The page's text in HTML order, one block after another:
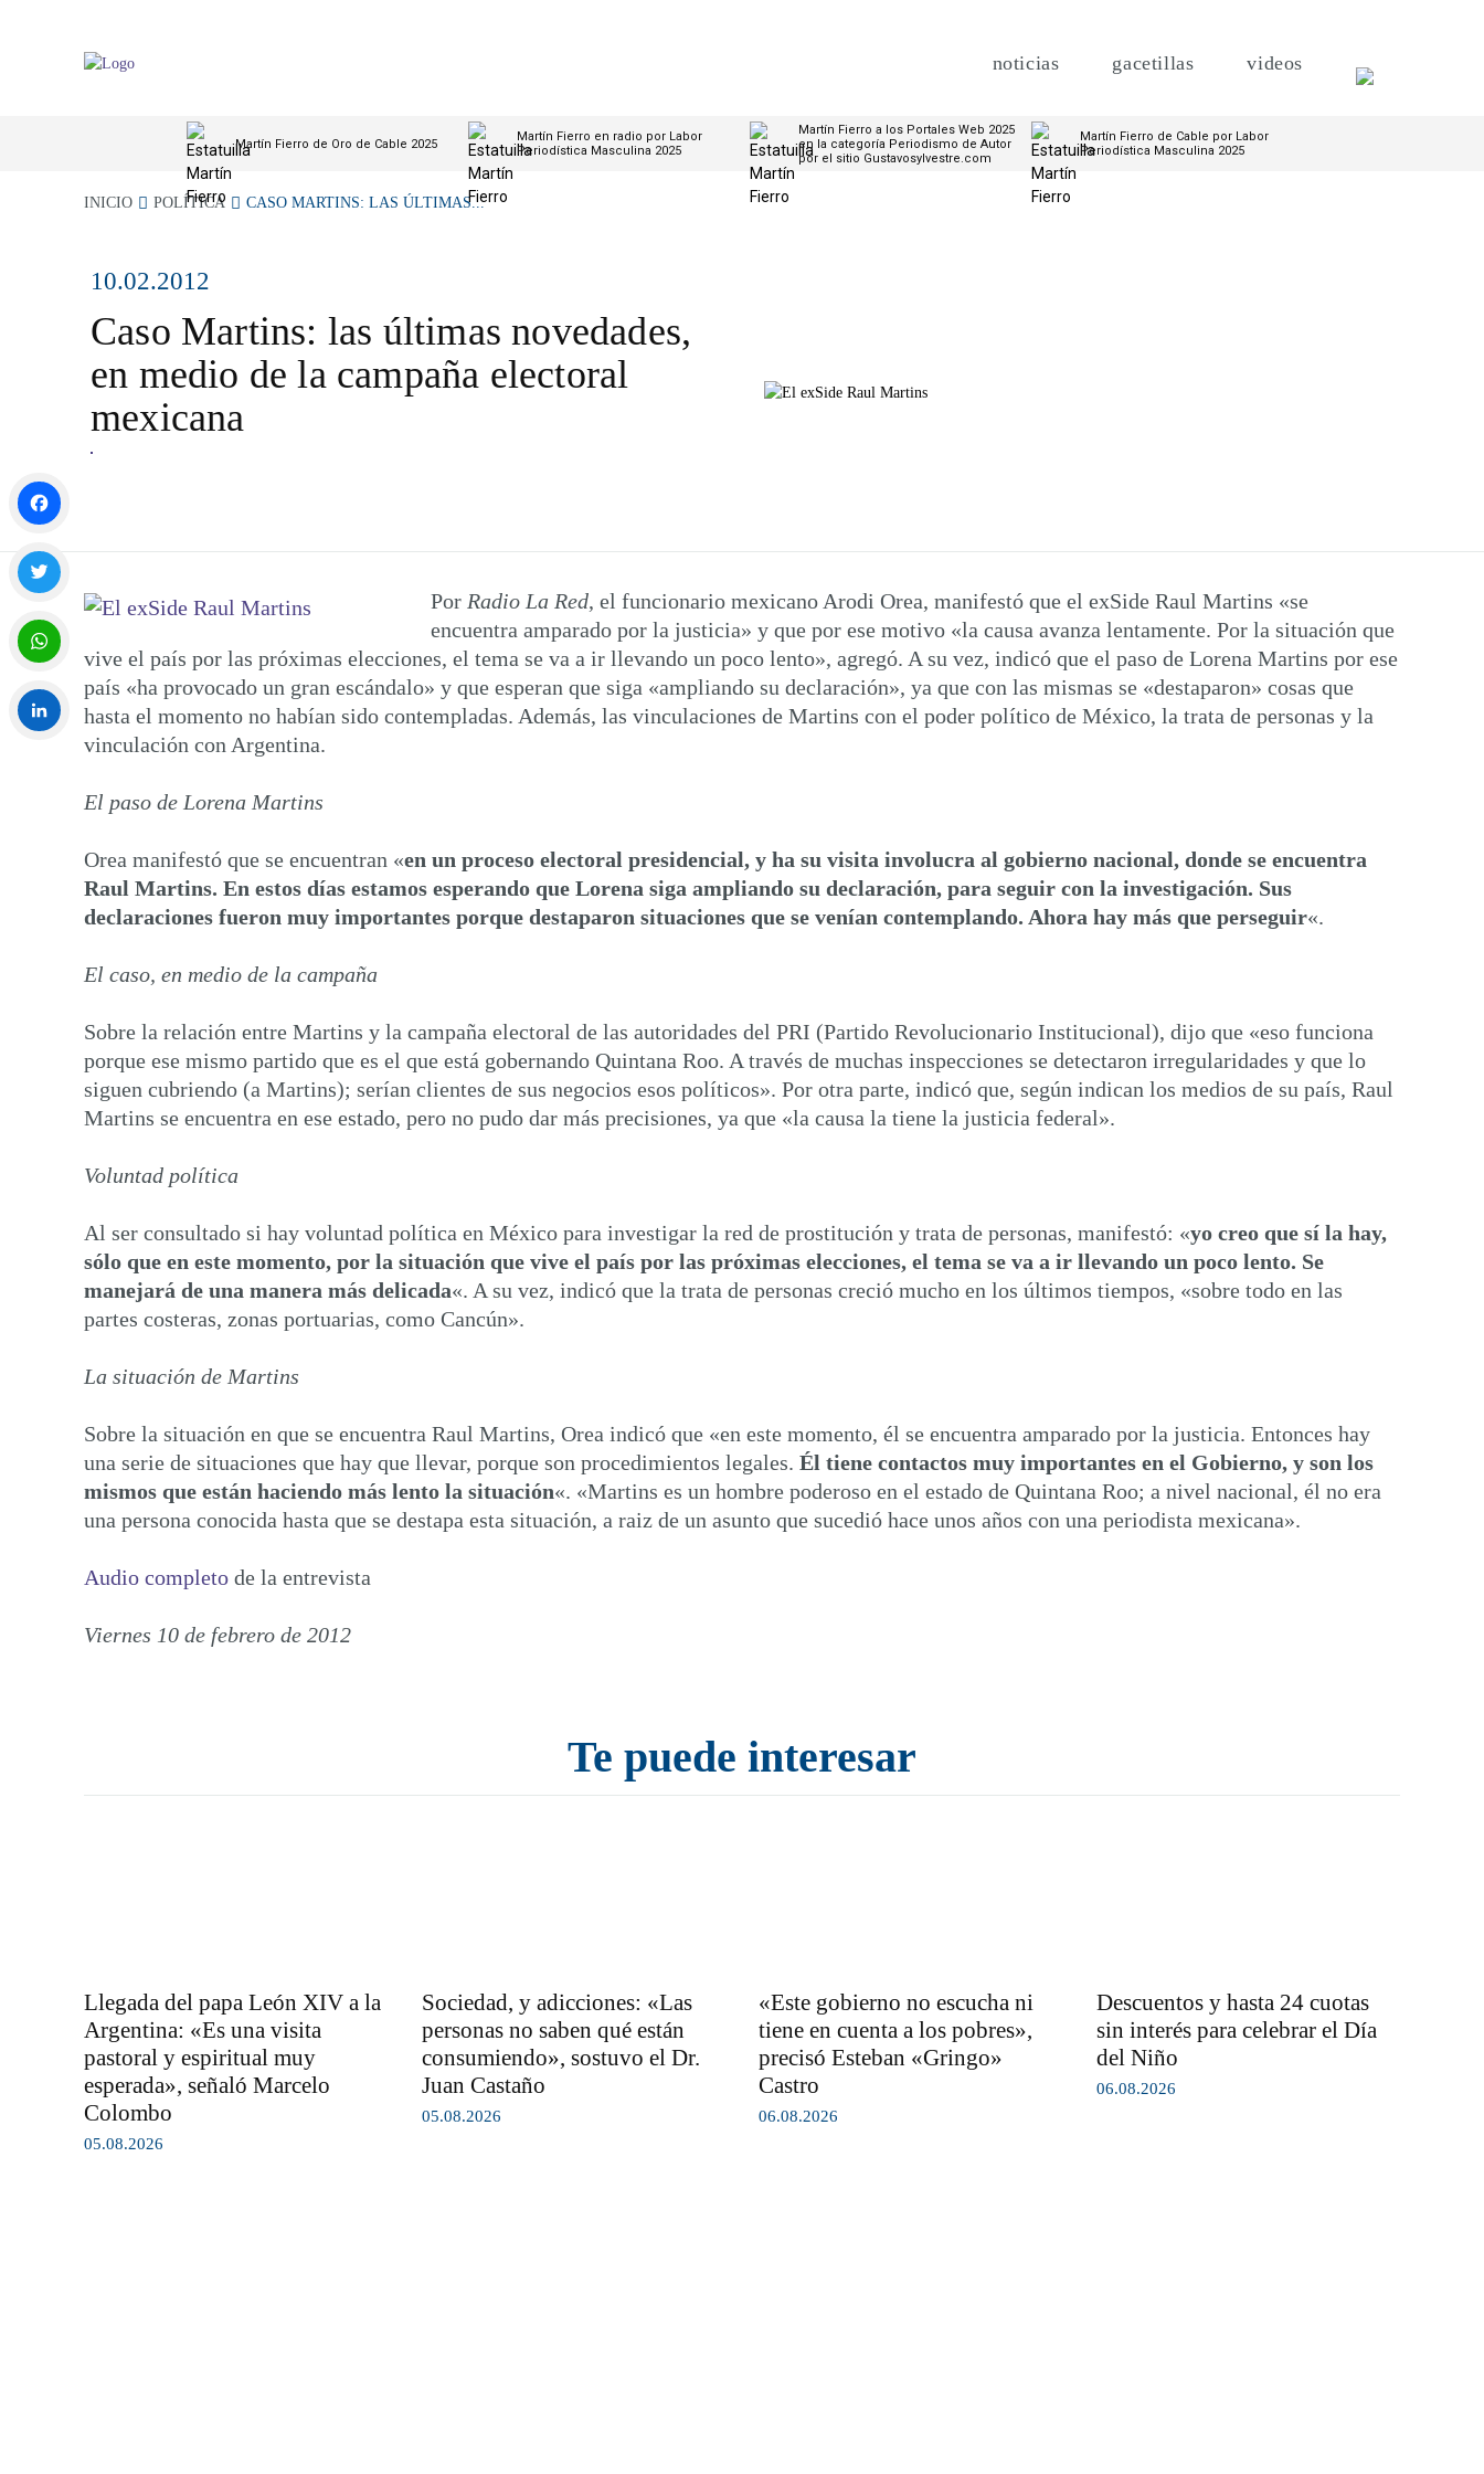
noticias gacetillas videos
Martín Fierro de Oro de Cable 2025
Martín Fierro en radio por Labor
Periodística Masculina 2025
Martín Fierro a los Portales Web 2025
en la categoría Periodismo de Autor
por el sitio Gustavosylvestre.com
Martín Fierro de Cable por Labor
Periodística Masculina 2025
INICIO POLÍTICA CASO MARTINS: LAS ÚLTIMAS...
10.02.2012
Caso Martins: las últimas novedades,
en medio de la campaña electoral
mexicana
Por Radio La Red, el funcionario mexicano Arodi Orea, manifestó que el exSide Raul Martins «se
encuentra amparado por la justicia» y que por ese motivo «la causa avanza lentamente. Por la situación que
vive el país por las próximas elecciones, el tema se va a ir llevando un poco lento», agregó. A su vez, indicó que el paso de Lorena Martins por ese
país «ha provocado un gran escándalo» y que esperan que siga «ampliando su declaración», ya que con las mismas se «destaparon» cosas que
hasta el momento no habían sido contempladas. Además, las vinculaciones de Martins con el poder político de México, la trata de personas y la
vinculación con Argentina.
El paso de Lorena Martins
Orea manifestó que se encuentran «en un proceso electoral presidencial, y ha su visita involucra al gobierno nacional, donde se encuentra
Raul Martins. En estos días estamos esperando que Lorena siga ampliando su declaración, para seguir con la investigación. Sus
declaraciones fueron muy importantes porque destaparon situaciones que se venían contemplando. Ahora hay más que perseguir«.
El caso, en medio de la campaña
Sobre la relación entre Martins y la campaña electoral de las autoridades del PRI (Partido Revolucionario Institucional), dijo que «eso funciona
porque ese mismo partido que es el que está gobernando Quintana Roo. A través de muchas inspecciones se detectaron irregularidades y que lo
siguen cubriendo (a Martins); serían clientes de sus negocios esos políticos». Por otra parte, indicó que, según indican los medios de su país, Raul
Martins se encuentra en ese estado, pero no pudo dar más precisiones, ya que «la causa la tiene la justicia federal».
Voluntad política
Al ser consultado si hay voluntad política en México para investigar la red de prostitución y trata de personas, manifestó: «yo creo que sí la hay,
sólo que en este momento, por la situación que vive el país por las próximas elecciones, el tema se va a ir llevando un poco lento. Se
manejará de una manera más delicada«. A su vez, indicó que la trata de personas creció mucho en los últimos tiempos, «sobre todo en las
partes costeras, zonas portuarias, como Cancún».
La situación de Martins
Sobre la situación en que se encuentra Raul Martins, Orea indicó que «en este momento, él se encuentra amparado por la justicia. Entonces hay
una serie de situaciones que hay que llevar, porque son procedimientos legales. Él tiene contactos muy importantes en el Gobierno, y son los
mismos que están haciendo más lento la situación«. «Martins es un hombre poderoso en el estado de Quintana Roo; a nivel nacional, él no era
una persona conocida hasta que se destapa esta situación, a raiz de un asunto que sucedió hace unos años con una periodista mexicana».
Audio completo de la entrevista
Viernes 10 de febrero de 2012
Te puede interesar
Llegada del papa León XIV a la
Argentina: «Es una visita
pastoral y espiritual muy
esperada», señaló Marcelo
Colombo
05.08.2026
Sociedad, y adicciones: «Las
personas no saben qué están
consumiendo», sostuvo el Dr.
Juan Castaño
05.08.2026
«Este gobierno no escucha ni
tiene en cuenta a los pobres»,
precisó Esteban «Gringo»
Castro
06.08.2026
Descuentos y hasta 24 cuotas
sin interés para celebrar el Día
del Niño
06.08.2026
Facebook
Twitter
WhatsApp